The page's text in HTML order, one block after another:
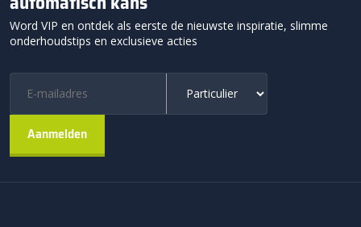
Word VIP en ontdek als eerste de nieuwste inspiratie, slimme
onderhoudstips en exclusieve acties